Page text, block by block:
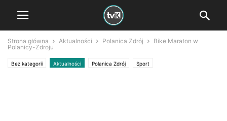
Strona główna Aktualności Polanica Zdrój
Bike Maraton w
Polanicy-Zdroju
Bez kategorii Aktualności Polanica Zdrój Sport